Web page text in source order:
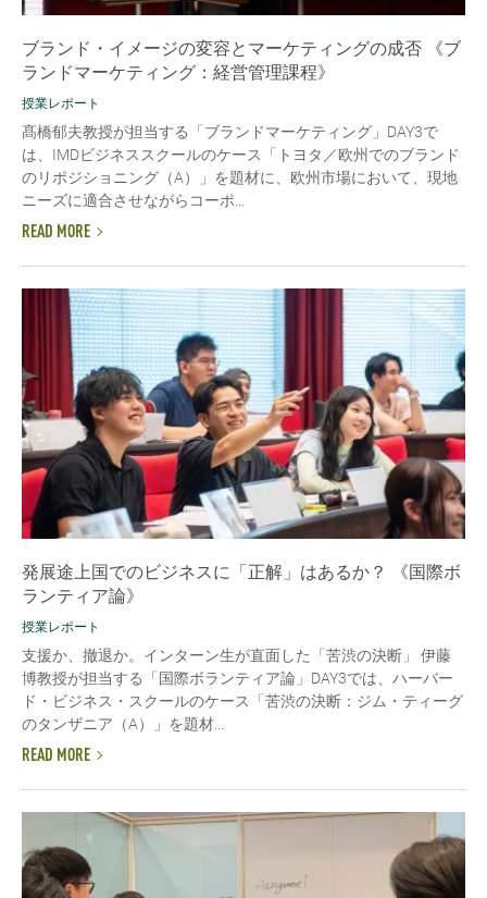
ブランド・イメージの変容とマーケティングの成否 《ブ
ランドマーケティング：経営管理課程》
授業レポート
髙橋郁夫教授が担当する「ブランドマーケティング」DAY3で
は、IMDビジネススクールのケース「トヨタ／欧州でのブランド
のリポジショニング（A）」を題材に、欧州市場において、現地
ニーズに適合させながらコーポ...
READ MORE
発展途上国でのビジネスに「正解」はあるか？ 《国際ボ
ランティア論》
授業レポート
支援か、撤退か。インターン生が直面した「苦渋の決断」 伊藤
博教授が担当する「国際ボランティア論」DAY3では、ハーバー
ド・ビジネス・スクールのケース「苦渋の決断：ジム・ティーグ
のタンザニア（A）」を題材...
READ MORE